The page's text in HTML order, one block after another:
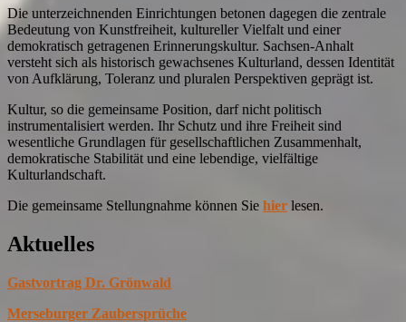
Die unterzeichnenden Einrichtungen betonen dagegen die zentrale
Bedeutung von Kunstfreiheit, kultureller Vielfalt und einer
demokratisch getragenen Erinnerungskultur. Sachsen-Anhalt
versteht sich als historisch gewachsenes Kulturland, dessen Identität
von Aufklärung, Toleranz und pluralen Perspektiven geprägt ist.
Kultur, so die gemeinsame Position, darf nicht politisch
instrumentalisiert werden. Ihr Schutz und ihre Freiheit sind
wesentliche Grundlagen für gesellschaftlichen Zusammenhalt,
demokratische Stabilität und eine lebendige, vielfältige
Kulturlandschaft.
Die gemeinsame Stellungnahme können Sie hier lesen.
Aktuelles
Gastvortrag Dr. Grönwald
Merseburger Zaubersprüche